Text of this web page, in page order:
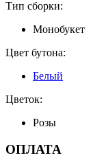
Тип сборки:
Монобукет
Цвет бутона:
Белый
Цветок:
Розы
ОПЛАТА